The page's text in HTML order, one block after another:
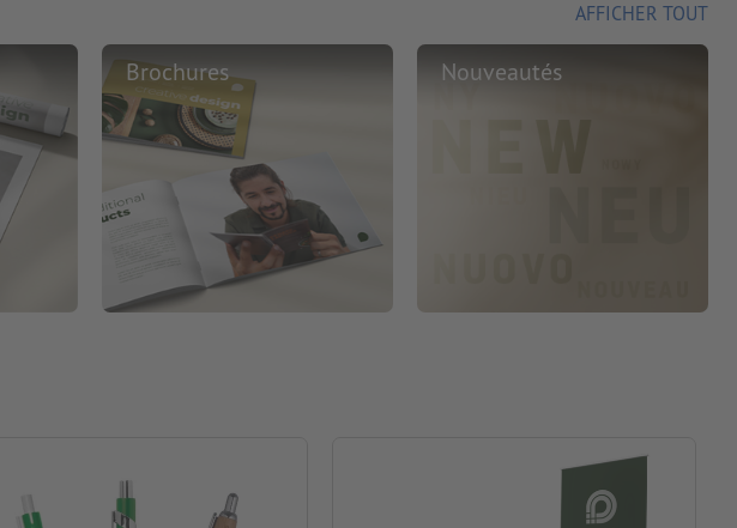
AFFICHER TOUT
Brochures Nouveautés